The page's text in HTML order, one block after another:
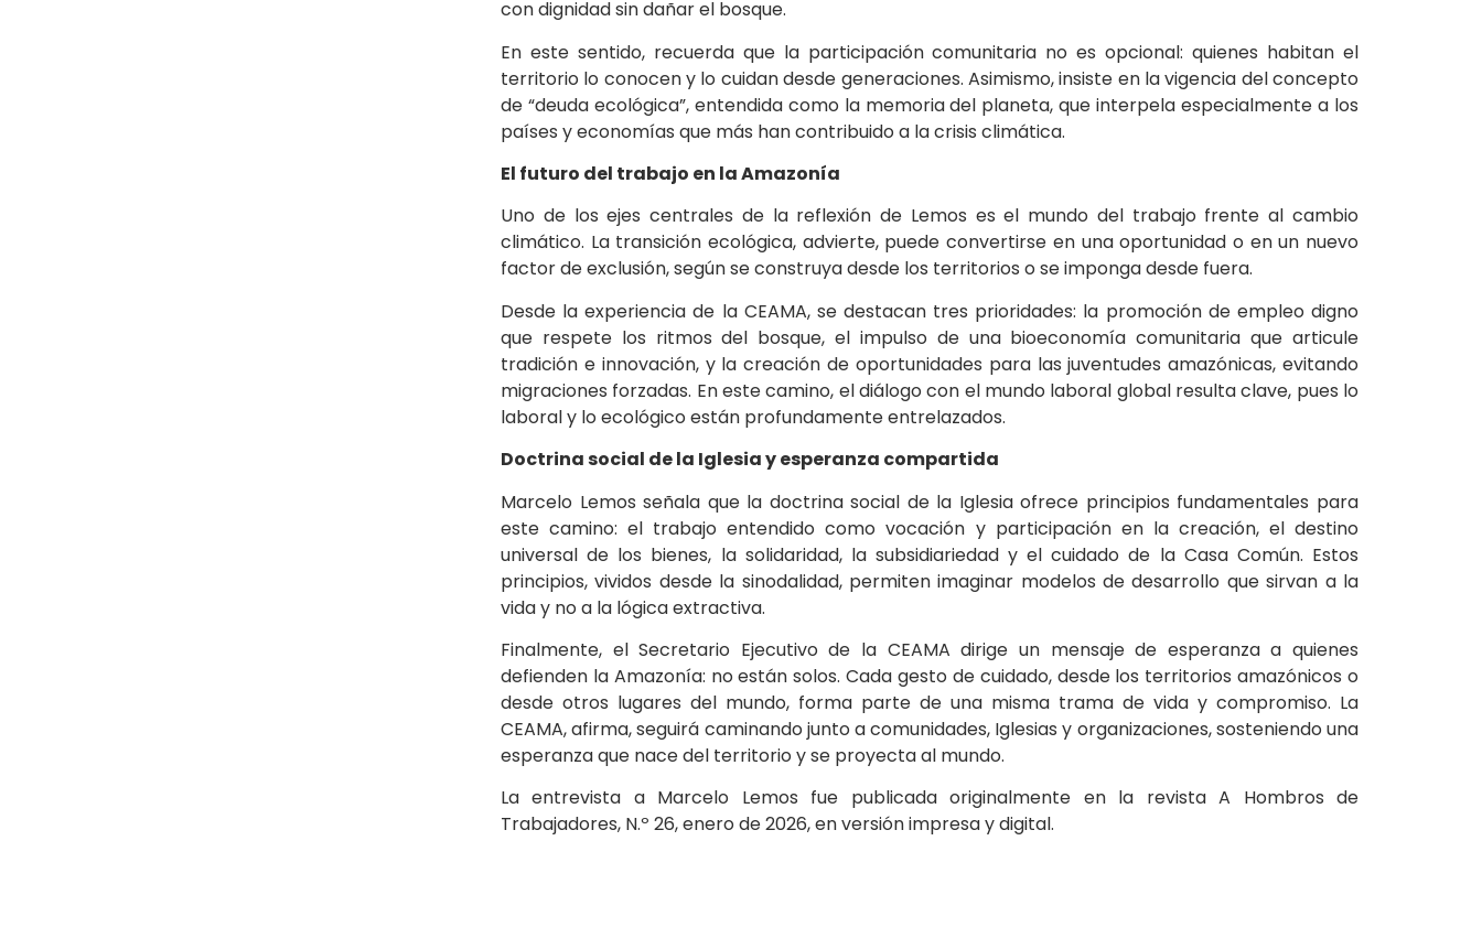
con dignidad sin dañar el bosque.
En este sentido, recuerda que la participación comunitaria no es opcional: quienes habitan el
territorio lo conocen y lo cuidan desde generaciones. Asimismo, insiste en la vigencia del concepto
de “deuda ecológica”, entendida como la memoria del planeta, que interpela especialmente a los
países y economías que más han contribuido a la crisis climática.
El futuro del trabajo en la Amazonía
Uno de los ejes centrales de la reflexión de Lemos es el mundo del trabajo frente al cambio
climático. La transición ecológica, advierte, puede convertirse en una oportunidad o en un nuevo
factor de exclusión, según se construya desde los territorios o se imponga desde fuera.
Desde la experiencia de la CEAMA, se destacan tres prioridades: la promoción de empleo digno
que respete los ritmos del bosque, el impulso de una bioeconomía comunitaria que articule
tradición e innovación, y la creación de oportunidades para las juventudes amazónicas, evitando
migraciones forzadas. En este camino, el diálogo con el mundo laboral global resulta clave, pues lo
laboral y lo ecológico están profundamente entrelazados.
Doctrina social de la Iglesia y esperanza compartida
Marcelo Lemos señala que la doctrina social de la Iglesia ofrece principios fundamentales para
este camino: el trabajo entendido como vocación y participación en la creación, el destino
universal de los bienes, la solidaridad, la subsidiariedad y el cuidado de la Casa Común. Estos
principios, vividos desde la sinodalidad, permiten imaginar modelos de desarrollo que sirvan a la
vida y no a la lógica extractiva.
Finalmente, el Secretario Ejecutivo de la CEAMA dirige un mensaje de esperanza a quienes
defienden la Amazonía: no están solos. Cada gesto de cuidado, desde los territorios amazónicos o
desde otros lugares del mundo, forma parte de una misma trama de vida y compromiso. La
CEAMA, afirma, seguirá caminando junto a comunidades, Iglesias y organizaciones, sosteniendo una
esperanza que nace del territorio y se proyecta al mundo.
La entrevista a Marcelo Lemos fue publicada originalmente en la revista A Hombros de
Trabajadores, N.º 26, enero de 2026, en versión impresa y digital.